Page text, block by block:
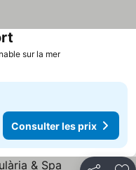
sur la mer
Consulter les prix